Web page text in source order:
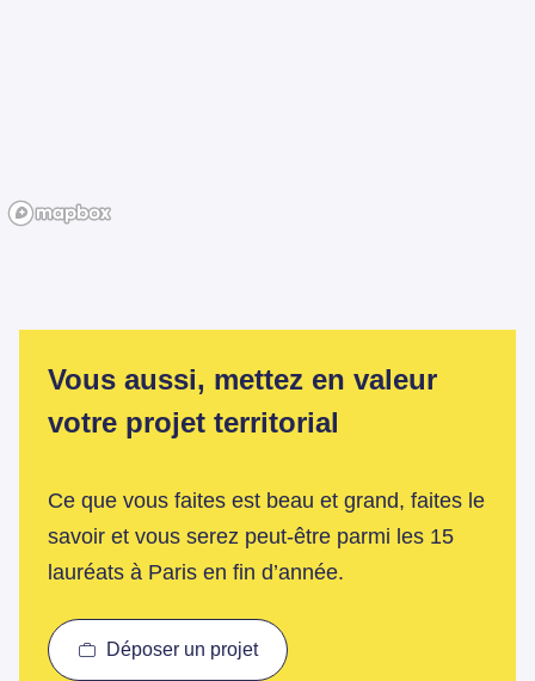
Vous aussi, mettez en valeur
votre projet territorial
Ce que vous faites est beau et grand, faites le
savoir et vous serez peut-être parmi les 15
lauréats à Paris en fin d’année.
Déposer un projet